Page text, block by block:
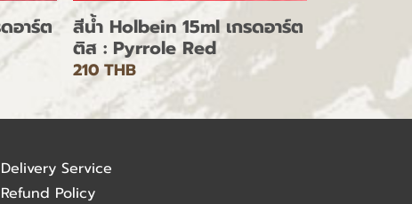
อาร์ต
สีน้ำ Holbein 15ml เกรดอาร์ต
ติส : Pyrrole Red
210 THB
Delivery Service
Refund Policy